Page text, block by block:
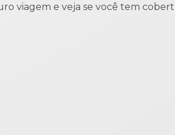
viagem e veja se você tem